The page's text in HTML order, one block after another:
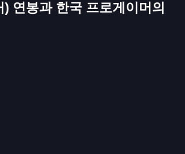
연봉과 한국 프로게이머의